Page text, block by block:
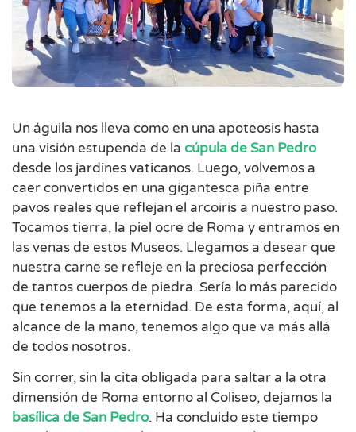
Un águila nos lleva como en una apoteosis hasta
una visión estupenda de la cúpula de San Pedro
desde los jardines vaticanos. Luego, volvemos a
caer convertidos en una gigantesca piña entre
pavos reales que reflejan el arcoiris a nuestro paso.
Tocamos tierra, la piel ocre de Roma y entramos en
las venas de estos Museos. Llegamos a desear que
nuestra carne se refleje en la preciosa perfección
de tantos cuerpos de piedra. Sería lo más parecido
que tenemos a la eternidad. De esta forma, aquí, al
alcance de la mano, tenemos algo que va más allá
de todos nosotros.
Sin correr, sin la cita obligada para saltar a la otra
dimensión de Roma entorno al Coliseo, dejamos la
basílica de San Pedro. Ha concluido este tiempo